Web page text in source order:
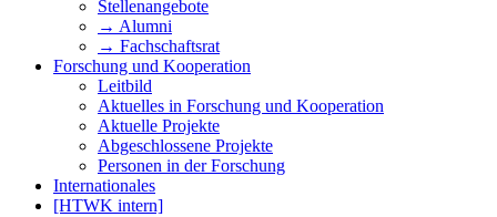
Stellenangebote
→ Alumni
→ Fachschaftsrat
Forschung und Kooperation
Leitbild
Aktuelles in Forschung und Kooperation
Aktuelle Projekte
Abgeschlossene Projekte
Personen in der Forschung
Internationales
[HTWK intern]